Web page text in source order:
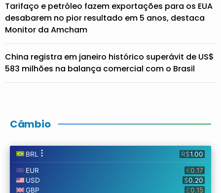
Tarifaço e petróleo fazem exportações para os EUA
desabarem no pior resultado em 5 anos, destaca
Monitor da Amcham
China registra em janeiro histórico superávit de US$
583 milhões na balança comercial com o Brasil
Câmbio